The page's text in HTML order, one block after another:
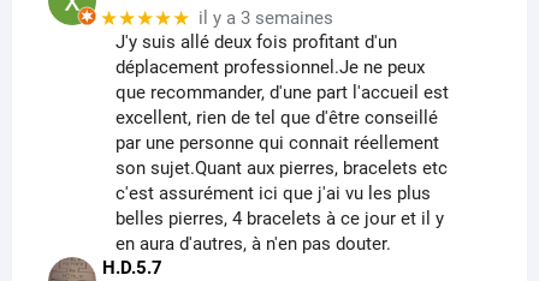
★★★★★ il y a 3 semaines
J'y suis allé deux fois profitant d'un
déplacement professionnel.Je ne peux
que recommander, d'une part l'accueil est
excellent, rien de tel que d'être conseillé
par une personne qui connait réellement
son sujet.Quant aux pierres, bracelets etc
c'est assurément ici que j'ai vu les plus
belles pierres, 4 bracelets à ce jour et il y
en aura d'autres, à n'en pas douter.
H.D.5.7